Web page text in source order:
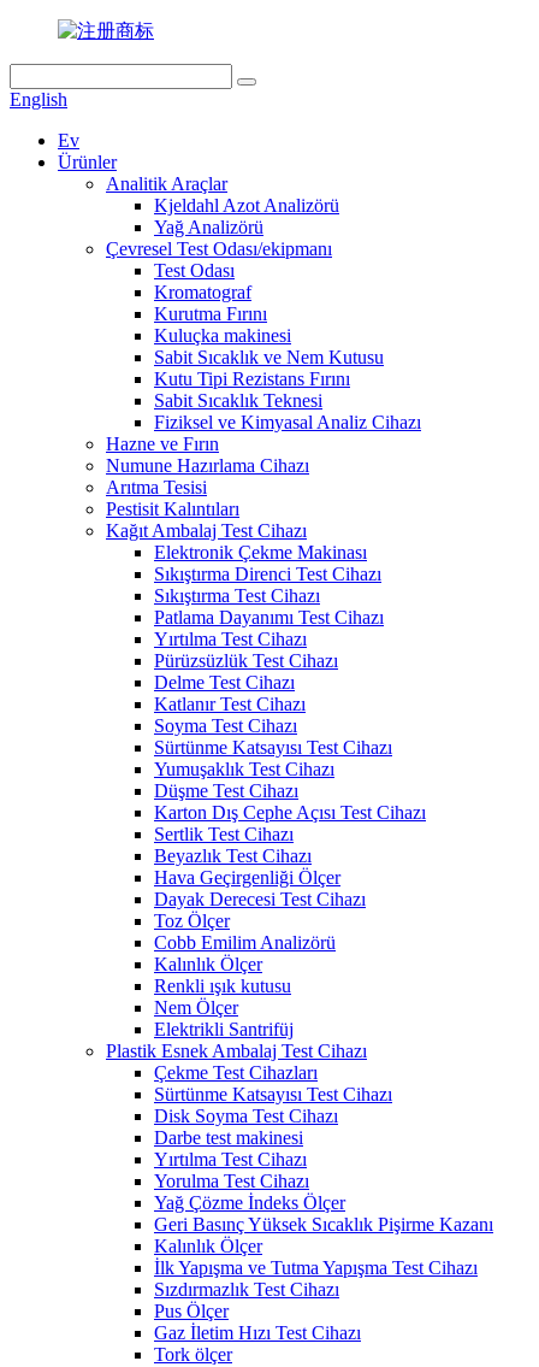
English
Ev
Ürünler
Analitik Araçlar
Kjeldahl Azot Analizörü
Yağ Analizörü
Çevresel Test Odası/ekipmanı
Test Odası
Kromatograf
Kurutma Fırını
Kuluçka makinesi
Sabit Sıcaklık ve Nem Kutusu
Kutu Tipi Rezistans Fırını
Sabit Sıcaklık Teknesi
Fiziksel ve Kimyasal Analiz Cihazı
Hazne ve Fırın
Numune Hazırlama Cihazı
Arıtma Tesisi
Pestisit Kalıntıları
Kağıt Ambalaj Test Cihazı
Elektronik Çekme Makinası
Sıkıştırma Direnci Test Cihazı
Sıkıştırma Test Cihazı
Patlama Dayanımı Test Cihazı
Yırtılma Test Cihazı
Pürüzsüzlük Test Cihazı
Delme Test Cihazı
Katlanır Test Cihazı
Soyma Test Cihazı
Sürtünme Katsayısı Test Cihazı
Yumuşaklık Test Cihazı
Düşme Test Cihazı
Karton Dış Cephe Açısı Test Cihazı
Sertlik Test Cihazı
Beyazlık Test Cihazı
Hava Geçirgenliği Ölçer
Dayak Derecesi Test Cihazı
Toz Ölçer
Cobb Emilim Analizörü
Kalınlık Ölçer
Renkli ışık kutusu
Nem Ölçer
Elektrikli Santrifüj
Plastik Esnek Ambalaj Test Cihazı
Çekme Test Cihazları
Sürtünme Katsayısı Test Cihazı
Disk Soyma Test Cihazı
Darbe test makinesi
Yırtılma Test Cihazı
Yorulma Test Cihazı
Yağ Çözme İndeks Ölçer
Geri Basınç Yüksek Sıcaklık Pişirme Kazanı
Kalınlık Ölçer
İlk Yapışma ve Tutma Yapışma Test Cihazı
Sızdırmazlık Test Cihazı
Pus Ölçer
Gaz İletim Hızı Test Cihazı
Tork ölçer